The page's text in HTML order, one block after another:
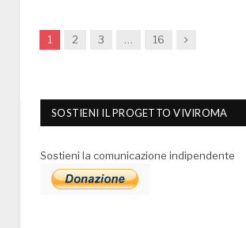
1 2 3 … 16 Next
SOSTIENI IL PROGETTO VIVIROMA
Sostieni la comunicazione indipendente